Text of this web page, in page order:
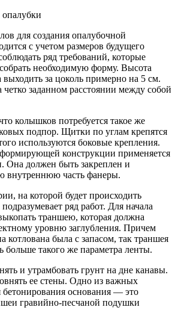
для создания опалубочной
с учетом размеров будущего
ряд требований, которые
необходимую форму. Высота
выходить за цоколь примерно на 5 см.
четко заданном расстоянии между собой
колышков потребуется такое же
подпор. Щитки по углам крепятся
используются боковые крепления.
конструкции применяется
Она должен быть закреплен и
внутреннюю часть фанеры.
на которой будет происходить
ряд работ. Для начала
траншею, которая должна
уровню заглубления. Причем
была с запасом, так траншея
больше такого же параметра ленты.
и утрамбовать грунт на дне канавы.
ее стены. Одно из важных
бетонирования основания — это
гравийно-песчаной подушки